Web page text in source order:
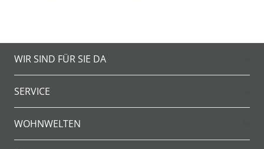
WIR SIND FÜR SIE DA
SERVICE
WOHNWELTEN